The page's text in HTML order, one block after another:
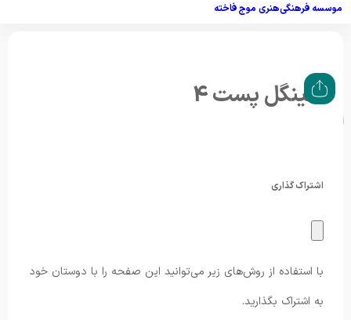
موسسه فرهنگی‌هنری موج فاخته
سینگل پست 4
اشتراک گذاری
با استفاده از روش‌های زیر می‌توانید این صفحه را با دوستان خود
به اشتراک بگذارید.